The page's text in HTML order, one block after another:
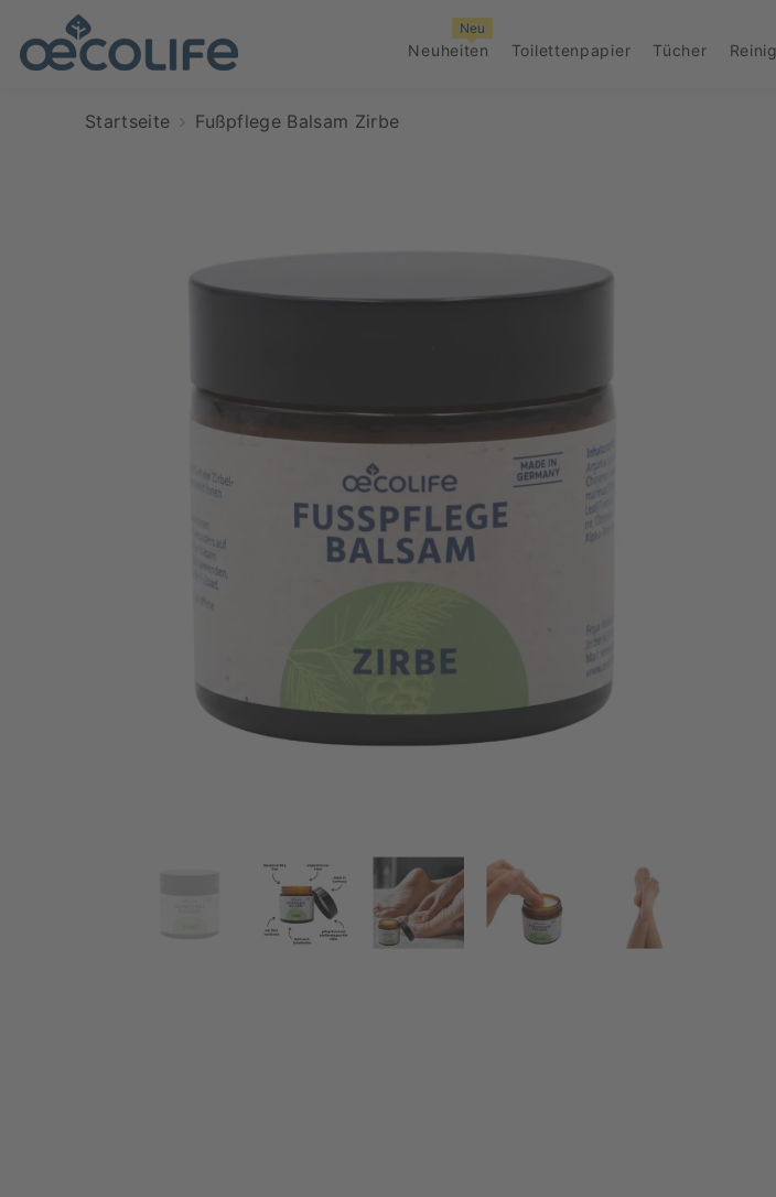
Neuheiten
Neu
Toilettenpapier Tücher
Startseite Fußpflege Balsam Zirbe